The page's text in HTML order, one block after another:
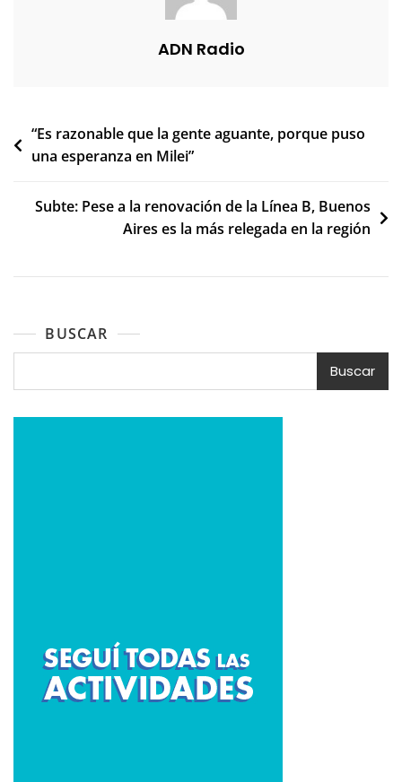
ADN Radio
Navegación
de
“Es razonable que la gente aguante, porque puso
una esperanza en Milei”
Subte: Pese a la renovación de la Línea B, Buenos
Aires es la más relegada en la región
BUSCAR
Buscar